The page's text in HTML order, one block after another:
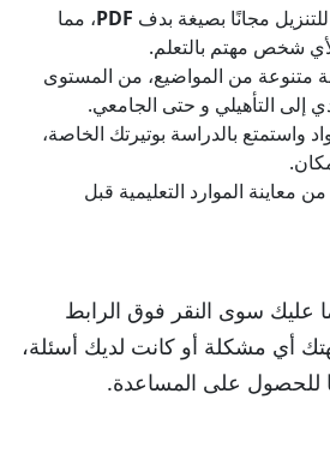
مجانًا بصيغة بدف PDF، مما
شخص مهتم بالتعلم.
من المواضيع، من المستوى
إلى التأهيلي و حتى الجامعي.
واستمتع بالدراسة بوتيرتك الخاصة،
معاينة الموارد التعليمية قبل
عليك سوى النقر فوق الرابط
أي مشكلة أو كانت لديك أسئلة،
للحصول على المساعدة.